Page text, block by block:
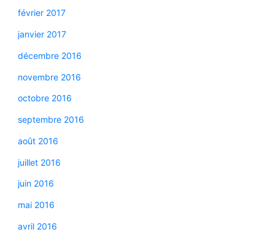
février 2017
janvier 2017
décembre 2016
novembre 2016
octobre 2016
septembre 2016
août 2016
juillet 2016
juin 2016
mai 2016
avril 2016